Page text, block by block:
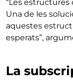
“Les estructures
Una de les
aquestes
esperats”,
La